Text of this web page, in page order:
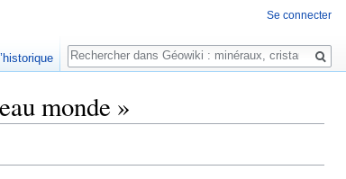
monde »
Se connecter
Rechercher